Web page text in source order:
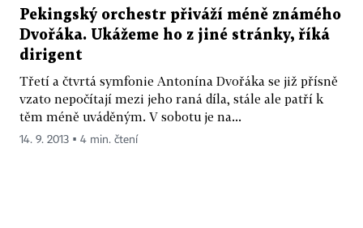
Pekingský orchestr přiváží méně známého
Dvořáka. Ukážeme ho z jiné stránky, říká
dirigent
Třetí a čtvrtá symfonie Antonína Dvořáka se již přísně
vzato nepočítají mezi jeho raná díla, stále ale patří k
těm méně uváděným. V sobotu je na...
14. 9. 2013 ▪ 4 min. čtení